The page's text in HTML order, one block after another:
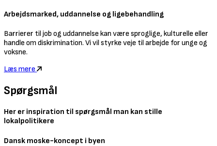
Arbejdsmarked, uddannelse og ligebehandling
Barrierer til job og uddannelse kan være sproglige, kulturelle eller
handle om diskrimination. Vi vil styrke veje til arbejde for unge og
voksne.
Læs mere
Spørgsmål
Her er inspiration til spørgsmål man kan stille
lokalpolitikere
Dansk moske-koncept i byen